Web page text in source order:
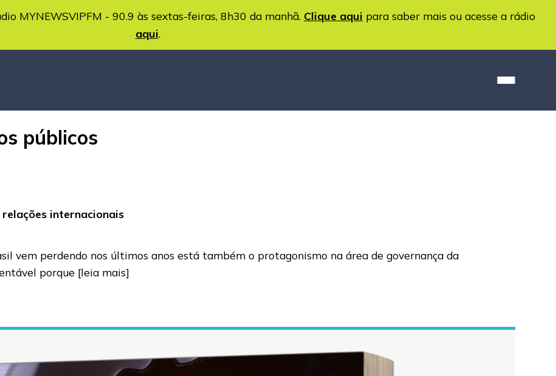
MYNEWSVIPFM - 90.9 às sextas-feiras, 8h30 da manhã. Clique aqui para saber mais ou acesse a rádio
aqui.
públicos
internacionais
vem perdendo nos últimos anos está também o protagonismo na área de governança da
porque [leia mais]